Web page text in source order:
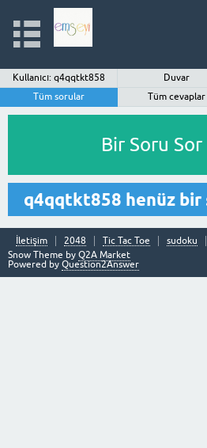
Kullanıcı: q4qqtkt858 Duvar
Tüm sorular
Tüm cevaplar
Bir Soru Sor
q4qqtkt858 henüz bir
İletişim 2048 Tic Tac Toe sudoku
Snow Theme by Q2A Market
Powered by Question2Answer